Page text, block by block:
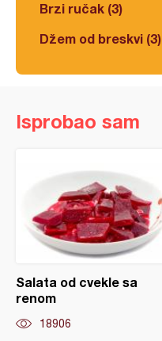
Brzi ručak (3)
Džem od breskvi (3)
Isprobao sam
Salata od cvekle sa
renom
18906